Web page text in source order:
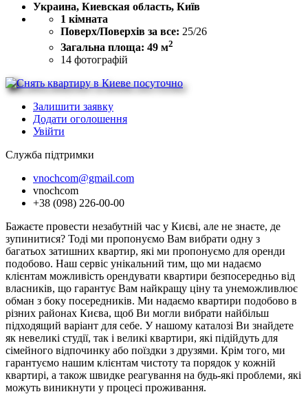
Украина, Киевская область, Київ
1 кімната
Поверх/Поверхів за все: 25/26
Загальна площа: 49 м2
14 фотографій
Залишити заявку
Додати оголошення
Увійти
Служба підтримки
vnochcom@gmail.com
vnochcom
+38 (098) 226-00-00
Бажаєте провести незабутній час у Києві, але не знаєте, де
зупинитися? Тоді ми пропонуємо Вам вибрати одну з
багатьох затишних квартир, які ми пропонуємо для оренди
подобово. Наш сервіс унікальний тим, що ми надаємо
клієнтам можливість орендувати квартири безпосередньо від
власників, що гарантує Вам найкращу ціну та унеможливлює
обман з боку посередників. Ми надаємо квартири подобово в
різних районах Києва, щоб Ви могли вибрати найбільш
підходящий варіант для себе. У нашому каталозі Ви знайдете
як невеликі студії, так і великі квартири, які підійдуть для
сімейного відпочинку або поїздки з друзями. Крім того, ми
гарантуємо нашим клієнтам чистоту та порядок у кожній
квартирі, а також швидке реагування на будь-які проблеми, які
можуть виникнути у процесі проживання.